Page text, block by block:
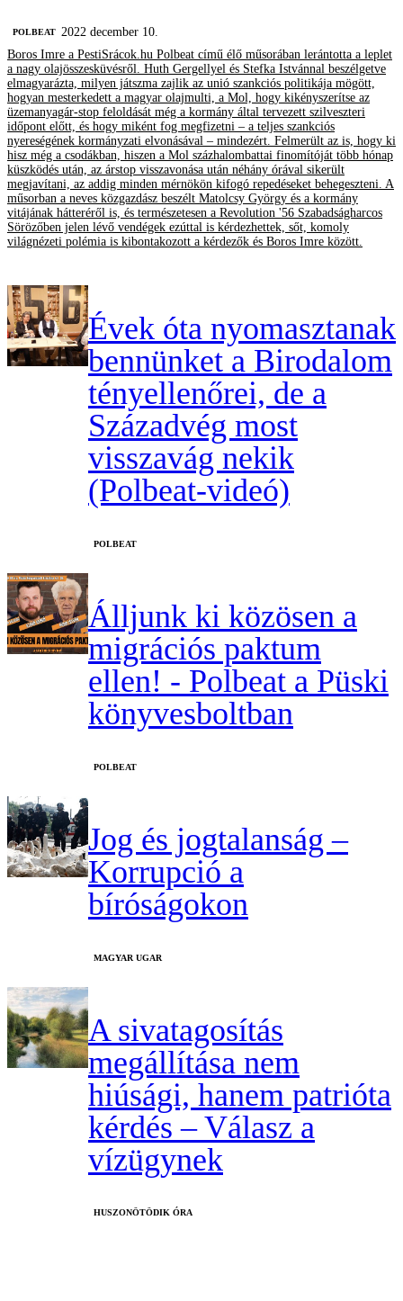
‎POLBEAT 2022 december 10.
Boros Imre a PestiSrácok.hu Polbeat című élő műsorában lerántotta a leplet
a nagy olajösszesküvésről. Huth Gergellyel és Stefka Istvánnal beszélgetve
elmagyarázta, milyen játszma zajlik az unió szankciós politikája mögött,
hogyan mesterkedett a magyar olajmulti, a Mol, hogy kikényszerítse az
üzemanyagár-stop feloldását még a kormány által tervezett szilveszteri
időpont előtt, és hogy miként fog megfizetni – a teljes szankciós
nyereségének kormányzati elvonásával – mindezért. Felmerült az is, hogy ki
hisz még a csodákban, hiszen a Mol százhalombattai finomítóját több hónap
küszködés után, az árstop visszavonása után néhány órával sikerült
megjavítani, az addig minden mérnökön kifogó repedéseket behegeszteni. A
műsorban a neves közgazdász beszélt Matolcsy György és a kormány
vitájának hátteréről is, és természetesen a Revolution '56 Szabadságharcos
Sörözőben jelen lévő vendégek ezúttal is kérdezhettek, sőt, komoly
világnézeti polémia is kibontakozott a kérdezők és Boros Imre között.
Évek óta nyomasztanak
bennünket a Birodalom
tényellenőrei, de a
Századvég most
visszavág nekik
(Polbeat-videó)
‎POLBEAT
Álljunk ki közösen a
migrációs paktum
ellen! - Polbeat a Püski
könyvesboltban
‎POLBEAT
Jog és jogtalanság –
Korrupció a
bíróságokon
MAGYAR UGAR
A sivatagosítás
megállítása nem
hiúsági, hanem patrióta
kérdés – Válasz a
vízügynek
HUSZONÖTÖDIK ÓRA